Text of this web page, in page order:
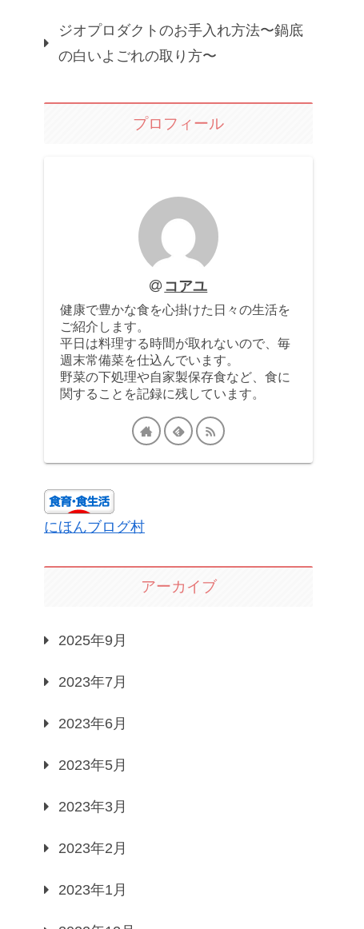
ジオプロダクトのお手入れ方法〜鍋底
の白いよごれの取り方〜
プロフィール
コアユ
健康で豊かな食を心掛けた日々の生活を
ご紹介します。
平日は料理する時間が取れないので、毎
週末常備菜を仕込んでいます。
野菜の下処理や自家製保存食など、食に
関することを記録に残しています。
にほんブログ村
アーカイブ
2025年9月
2023年7月
2023年6月
2023年5月
2023年3月
2023年2月
2023年1月